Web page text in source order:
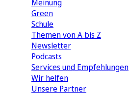
Meinung
Green
Schule
Themen von A bis Z
Newsletter
Podcasts
Services und Empfehlungen
Wir helfen
Unsere Partner